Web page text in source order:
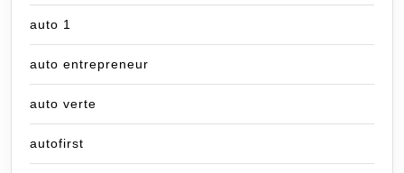
auto 1
auto entrepreneur
auto verte
autofirst